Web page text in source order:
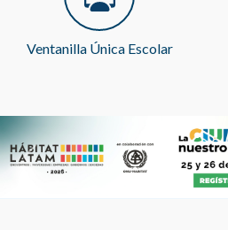
Ventanilla Única Escolar
Previous